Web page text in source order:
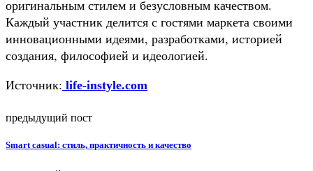
оригинальным стилем и безусловным качеством.
Каждый участник делится с гостями маркета своими
инновационными идеями, разработками, историей
создания, философией и идеологией.
Источник: life-instyle.com
предыдущий пост
Smart casual: стиль, практичность и качество